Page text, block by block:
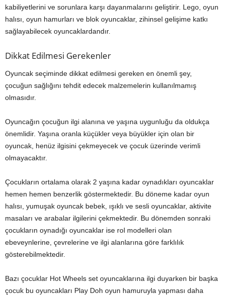
kabiliyetlerini ve sorunlara karşı dayanmalarını geliştirir. Lego, oyun
halısı, oyun hamurları ve blok oyuncaklar, zihinsel gelişime katkı
sağlayabilecek oyuncaklardandır.
Dikkat Edilmesi Gerekenler
Oyuncak seçiminde dikkat edilmesi gereken en önemli şey,
çocuğun sağlığını tehdit edecek malzemelerin kullanılmamış
olmasıdır.
Oyuncağın çocuğun ilgi alanına ve yaşına uygunluğu da oldukça
önemlidir. Yaşına oranla küçükler veya büyükler için olan bir
oyuncak, henüz ilgisini çekmeyecek ve çocuk üzerinde verimli
olmayacaktır.
Çocukların ortalama olarak 2 yaşına kadar oynadıkları oyuncaklar
hemen hemen benzerlik göstermektedir. Bu döneme kadar oyun
halısı, yumuşak oyuncak bebek, ışıklı ve sesli oyuncaklar, aktivite
masaları ve arabalar ilgilerini çekmektedir. Bu dönemden sonraki
çocukların oynadığı oyuncaklar ise rol modelleri olan
ebeveynlerine, çevrelerine ve ilgi alanlarına göre farklılık
gösterebilmektedir.
Bazı çocuklar Hot Wheels set oyuncaklarına ilgi duyarken bir başka
çocuk bu oyuncakları Play Doh oyun hamuruyla yapması daha